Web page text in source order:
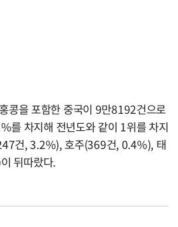
콩을 포함한 중국이 9만8192건으로
를 차지해 전년도와 같이 1위를 차지
건, 3.2%), 호주(369건, 0.4%), 태
뒤따랐다.